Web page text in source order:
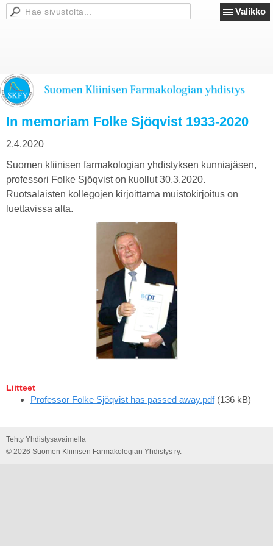
Valikko
In memoriam Folke Sjöqvist 1933-2020
2.4.2020
Suomen kliinisen farmakologian yhdistyksen kunniajäsen,
professori Folke Sjöqvist on kuollut 30.3.2020.
Ruotsalaisten kollegojen kirjoittama muistokirjoitus on
luettavissa alta.
Liitteet
Professor Folke Sjöqvist has passed away.pdf (136 kB)
Tehty Yhdistysavaimella
© 2026 Suomen Kliinisen Farmakologian Yhdistys ry.